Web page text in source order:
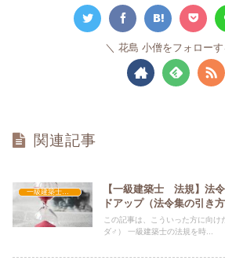
花島 小僧をフォローす
関連記事
一級建築士学科
【一級建築士 法規】法
ドアップ（法令集の引き方
この記事は、こういった方に向け
ダ♂） 一級建築士の法規を時...